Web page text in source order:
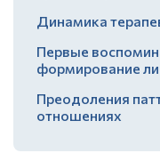
Динамика
Первые
формирование
Преодоления
отношениях